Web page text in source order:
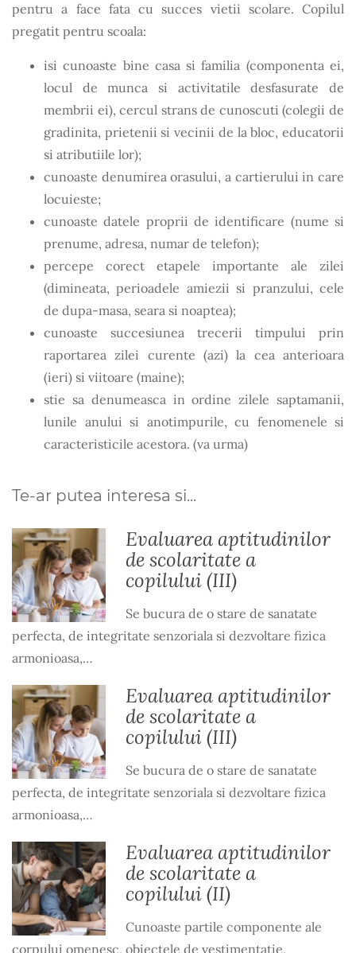
pentru a face fata cu succes vietii scolare. Copilul
pregatit pentru scoala:
isi cunoaste bine casa si familia (componenta ei,
locul de munca si activitatile desfasurate de
membrii ei), cercul strans de cunoscuti (colegii de
gradinita, prietenii si vecinii de la bloc, educatorii
si atributiile lor);
cunoaste denumirea orasului, a cartierului in care
locuieste;
cunoaste datele proprii de identificare (nume si
prenume, adresa, numar de telefon);
percepe corect etapele importante ale zilei
(dimineata, perioadele amiezii si pranzului, cele
de dupa-masa, seara si noaptea);
cunoaste succesiunea trecerii timpului prin
raportarea zilei curente (azi) la cea anterioara
(ieri) si viitoare (maine);
stie sa denumeasca in ordine zilele saptamanii,
lunile anului si anotimpurile, cu fenomenele si
caracteristicile acestora. (va urma)
Te-ar putea interesa si...
Evaluarea aptitudinilor
de scolaritate a
copilului (III)
Se bucura de o stare de sanatate
perfecta, de integritate senzoriala si dezvoltare fizica
armonioasa,…
Evaluarea aptitudinilor
de scolaritate a
copilului (III)
Se bucura de o stare de sanatate
perfecta, de integritate senzoriala si dezvoltare fizica
armonioasa,…
Evaluarea aptitudinilor
de scolaritate a
copilului (II)
Cunoaste partile componente ale
corpului omenesc, obiectele de vestimentatie,